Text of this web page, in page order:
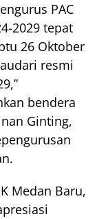
PAC
2029 tepat
26 Oktober
resmi
bendera
Ginting,
Medan Baru,